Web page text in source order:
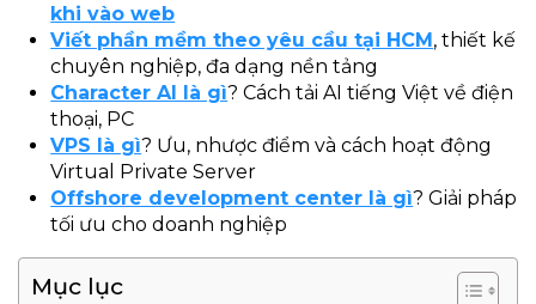
khi vào web
Viết phần mềm theo yêu cầu tại HCM, thiết kế
chuyên nghiệp, đa dạng nền tảng
Character AI là gì? Cách tải AI tiếng Việt về điện
thoại, PC
VPS là gì? Ưu, nhược điểm và cách hoạt động
Virtual Private Server
Offshore development center là gì? Giải pháp
tối ưu cho doanh nghiệp
Mục lục